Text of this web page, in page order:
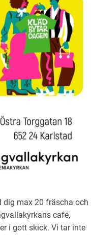
dig max 20 fräscha och
café,
i gott skick. Vi tar inte